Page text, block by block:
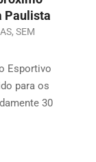
Paulista
, SEM
Esportivo
para os
30